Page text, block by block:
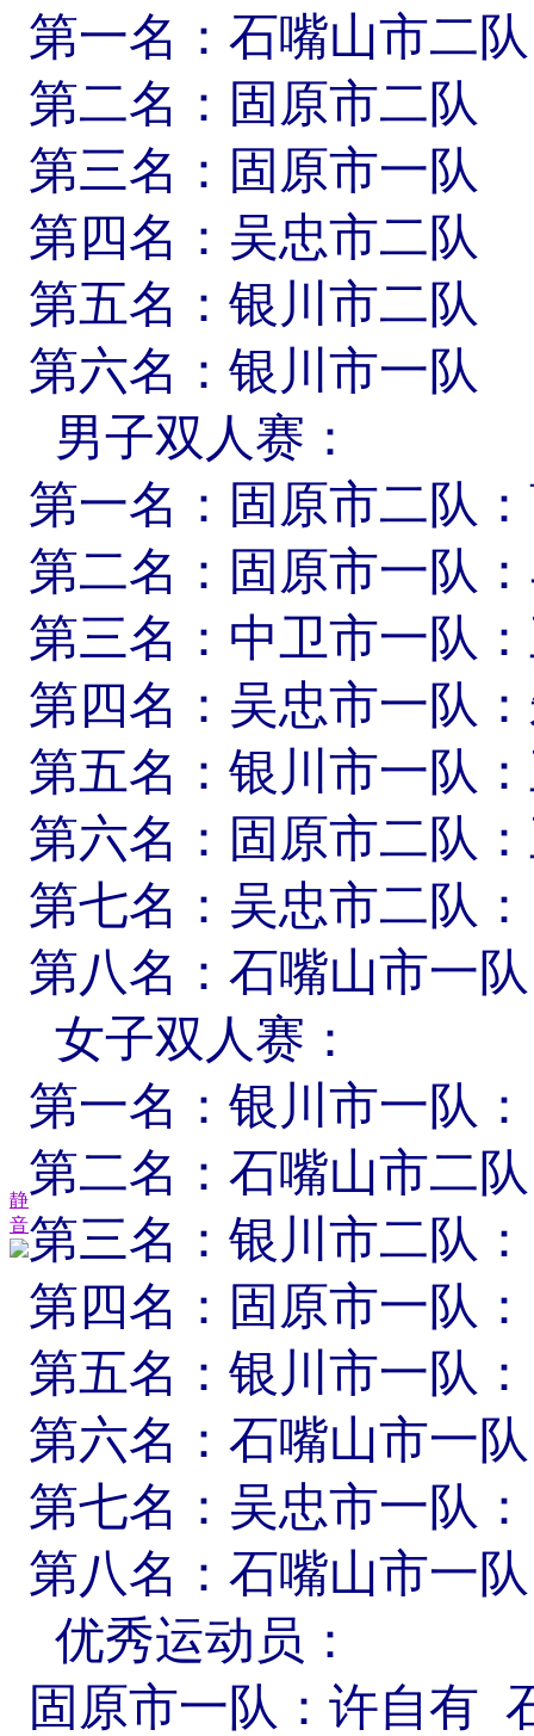
静
音
第一名：石嘴山市二队
第二名：固原市二队
第三名：固原市一队
第四名：吴忠市二队
第五名：银川市二队
第六名：银川市一队
男子双人赛：
第一名：固原市二队
第二名：固原市一队
第三名：中卫市一队
第四名：吴忠市一队
第五名：银川市一队
第六名：固原市二队
第七名：吴忠市二队
第八名：石嘴山市一
女子双人赛：
第一名：银川市一队
第二名：石嘴山市二
第三名：银川市二队
第四名：固原市一队
第五名：银川市一队
第六名：石嘴山市一
第七名：吴忠市一队
第八名：石嘴山市一
优秀运动员：
固原市一队：许自有